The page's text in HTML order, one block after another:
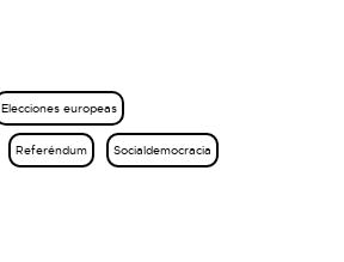
Elecciones europeas
Referéndum Socialdemocracia